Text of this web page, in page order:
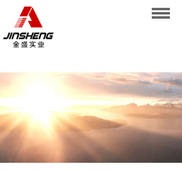
网站首页
施工管理
业绩展示
新闻中心